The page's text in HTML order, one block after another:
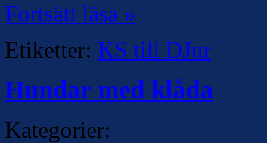
Fortsätt läsa »
Etiketter: KS till DJur
Hundar med klåda
Kategorier: